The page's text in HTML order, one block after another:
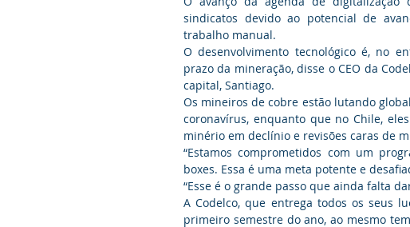
sindicatos devido ao potencial de
trabalho manual.
O desenvolvimento tecnológico é, no
prazo da mineração, disse o CEO da
capital, Santiago.
Os mineiros de cobre estão lutando
coronavírus, enquanto que no Chile,
minério em declínio e revisões caras de
“Estamos comprometidos com um
boxes. Essa é uma meta potente e
“Esse é o grande passo que ainda falta
A Codelco, que entrega todos os seus
primeiro semestre do ano, ao mesmo